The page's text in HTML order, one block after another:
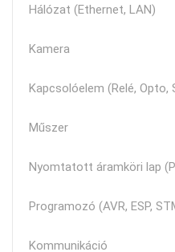
Hálózat (Ethernet, LAN)
Kamera
Kapcsolóelem (Relé, Opto,
Műszer
Nyomtatott áramköri lap
Programozó (AVR, ESP,
Kommunikáció